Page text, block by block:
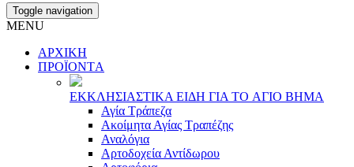
Toggle navigation
MENU
ΑΡΧΙΚΗ
ΠΡΟΪΟΝΤA
ΕΚΚΛΗΣΙAΣΤΙΚA ΕΙΔΗ ΓΙA ΤΟ AΓΙΟ ΒΗΜA
Αγία Τράπεζα
Ακοίμητα Αγίας Τραπέζης
Αναλόγια
Αρτοδοχεία Αντίδωρου